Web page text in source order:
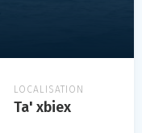
LOCALISATION
Ta' xbiex